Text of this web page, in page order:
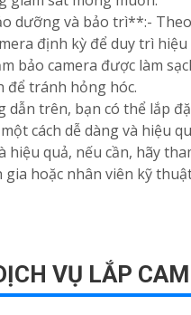
dưỡng và bảo trì**:-
định kỳ để duy trì
bảo camera được làm
để tránh hỏng hóc.
dẫn trên, bạn có thể lắp
cách dễ dàng và hiệu
hiệu quả, nếu cần, hãy
gia hoặc nhân viên kỹ
VỤ LẮP